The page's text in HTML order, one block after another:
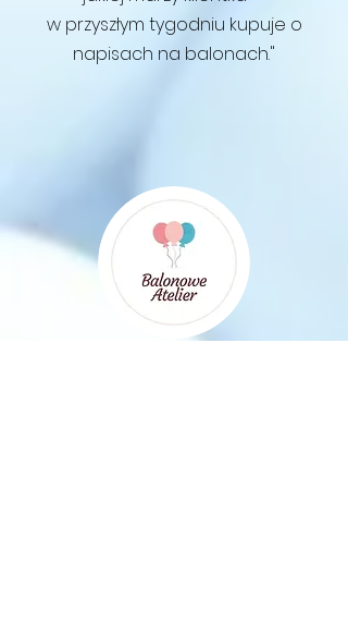
w przyszłym tygodniu kupuje o
napisach na balonach."